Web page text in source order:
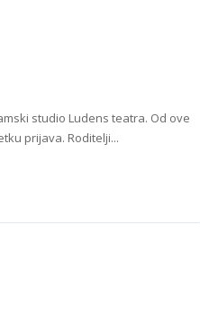
studio Ludens teatra. Od ove
prijava. Roditelji...